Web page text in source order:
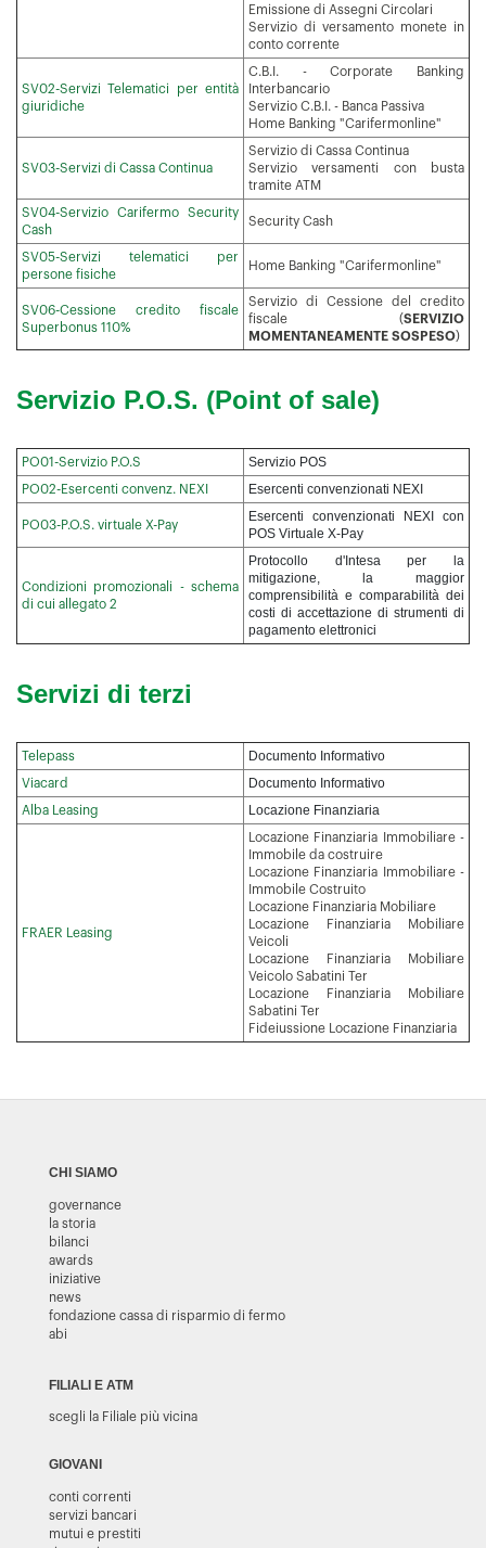
Emissione di Assegni Circolari
Servizio di versamento monete in
conto corrente
SV02-Servizi Telematici per entità
giuridiche
C.B.I. - Corporate Banking
Interbancario
Servizio C.B.I. - Banca Passiva
Home Banking "Carifermonline"
SV03-Servizi di Cassa Continua
Servizio di Cassa Continua
Servizio versamenti con busta
tramite ATM
SV04-Servizio Carifermo Security
Cash
Security Cash
SV05-Servizi telematici per
persone fisiche
Home Banking "Carifermonline"
SV06-Cessione credito fiscale
Superbonus 110%
Servizio di Cessione del credito
fiscale (SERVIZIO
MOMENTANEAMENTE SOSPESO)
Servizio P.O.S. (Point of sale)
PO01-Servizio P.O.S Servizio POS
PO02-Esercenti convenz. NEXI Esercenti convenzionati NEXI
PO03-P.O.S. virtuale X-Pay
Esercenti convenzionati NEXI con
POS Virtuale X-Pay
Condizioni promozionali - schema
di cui allegato 2
Protocollo d'Intesa per la
mitigazione, la maggior
comprensibilità e comparabilità dei
costi di accettazione di strumenti di
pagamento elettronici
Servizi di terzi
Telepass Documento Informativo
Viacard Documento Informativo
Alba Leasing Locazione Finanziaria
FRAER Leasing
Locazione Finanziaria Immobiliare -
Immobile da costruire
Locazione Finanziaria Immobiliare -
Immobile Costruito
Locazione Finanziaria Mobiliare
Locazione Finanziaria Mobiliare
Veicoli
Locazione Finanziaria Mobiliare
Veicolo Sabatini Ter
Locazione Finanziaria Mobiliare
Sabatini Ter
Fideiussione Locazione Finanziaria
CHI SIAMO
governance
la storia
bilanci
awards
iniziative
news
fondazione cassa di risparmio di fermo
abi
FILIALI E ATM
scegli la Filiale più vicina
GIOVANI
conti correnti
servizi bancari
mutui e prestiti